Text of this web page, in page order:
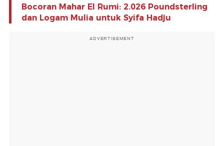
Bocoran Mahar El Rumi: 2.026 Poundsterling
dan Logam Mulia untuk Syifa Hadju
ADVERTISEMENT